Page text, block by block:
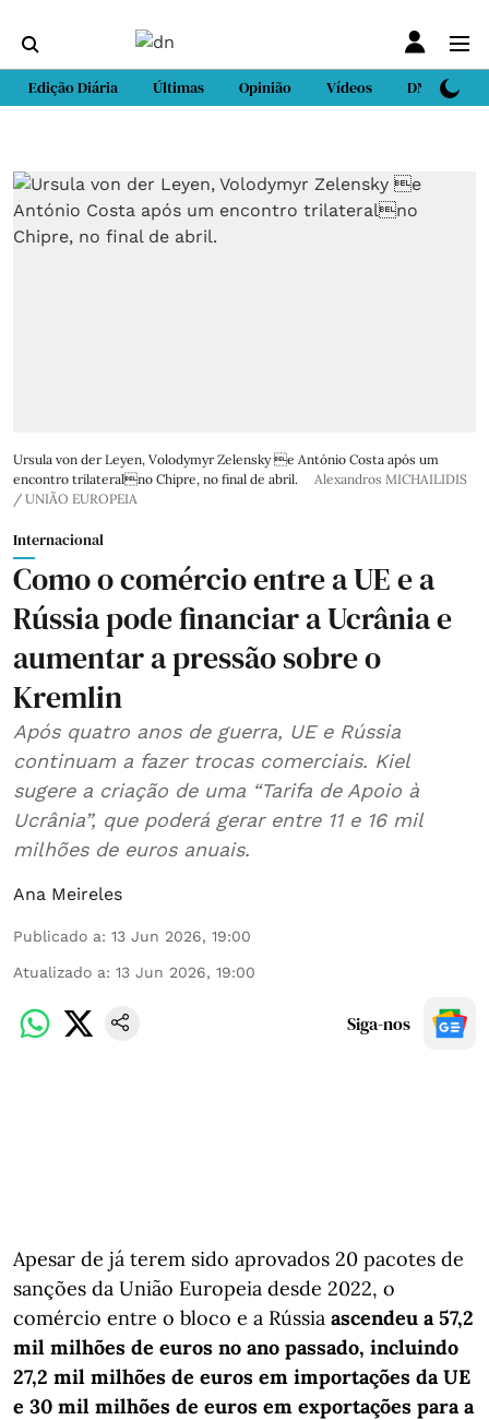
Edição Diária Últimas Opinião Vídeos DN Sport
Ursula von der Leyen, Volodymyr Zelensky e António Costa após um
encontro trilateralno Chipre, no final de abril.
Alexandros MICHAILIDIS
/ UNIÃO EUROPEIA
Internacional
Como o comércio entre a UE e a
Rússia pode financiar a Ucrânia e
aumentar a pressão sobre o
Kremlin
Após quatro anos de guerra, UE e Rússia
continuam a fazer trocas comerciais. Kiel
sugere a criação de uma “Tarifa de Apoio à
Ucrânia”, que poderá gerar entre 11 e 16 mil
milhões de euros anuais.
Ana Meireles
Publicado a: 13 Jun 2026, 19:00
Atualizado a: 13 Jun 2026, 19:00
Siga-nos
Apesar de já terem sido aprovados 20 pacotes de
sanções da União Europeia desde 2022, o
comércio entre o bloco e a Rússia ascendeu a 57,2
mil milhões de euros no ano passado, incluindo
27,2 mil milhões de euros em importações da UE
e 30 mil milhões de euros em exportações para a